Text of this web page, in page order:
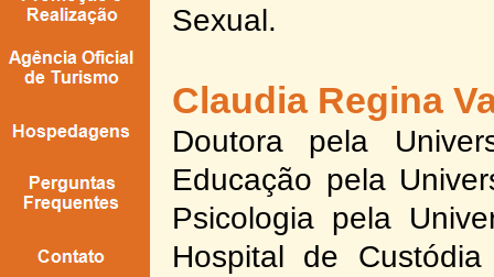
Sexual.​
Claudia Regina
Doutora pela
Educação pela
Psicologia pela
Hospital de